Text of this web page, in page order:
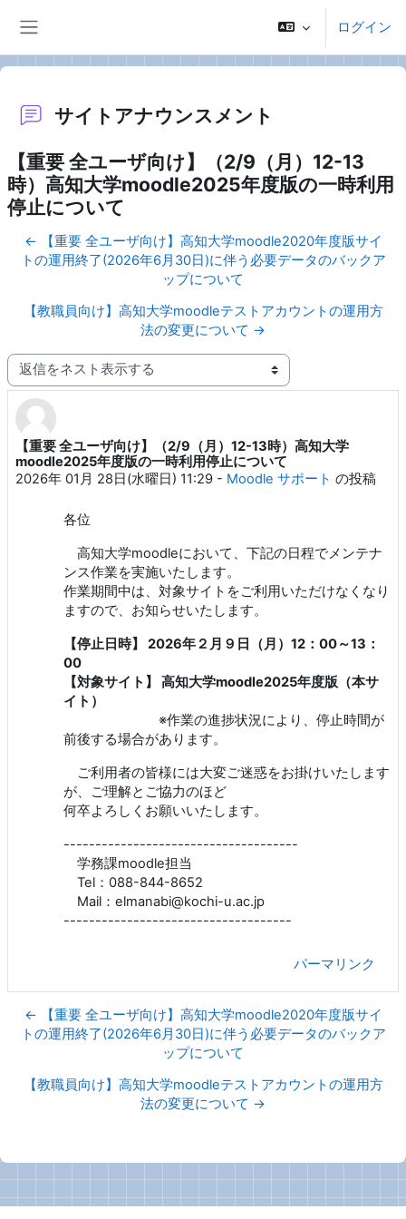
ログイン
サイトアナウンスメント
【重要 全ユーザ向け】（2/9（月）12-13
時）高知大学moodle2025年度版の一時利用
停止について
← 【重要 全ユーザ向け】高知大学moodle2020年度版サイ
トの運用終了(2026年6月30日)に伴う必要データのバックア
ップについて
【教職員向け】高知大学moodleテストアカウントの運用方
法の変更について →
表示モード
【重要 全ユーザ向け】（2/9（月）12-13時）高知大学
moodle2025年度版の一時利用停止について
2026年 01月 28日(水曜日) 11:29 - Moodle サポート の投稿
返信数: 0
各位
高知大学moodleにおいて、下記の日程でメンテナ
ンス作業を実施いたします。
作業期間中は、対象サイトをご利用いただけなくなり
ますので、お知らせいたします。
【停止日時】 2026年２月９日（月）12：00～13：
00
【対象サイト】 高知大学moodle2025年度版（本サ
イト）
※作業の進捗状況により、停止時間が
前後する場合があります。
ご利用者の皆様には大変ご迷惑をお掛けいたします
が、ご理解とご協力のほど
何卒よろしくお願いいたします。
-------------------------------------
学務課moodle担当
Tel：088-844-8652
Mail：elmanabi@kochi-u.ac.jp
------------------------------------
パーマリンク
← 【重要 全ユーザ向け】高知大学moodle2020年度版サイ
トの運用終了(2026年6月30日)に伴う必要データのバックア
ップについて
【教職員向け】高知大学moodleテストアカウントの運用方
法の変更について →